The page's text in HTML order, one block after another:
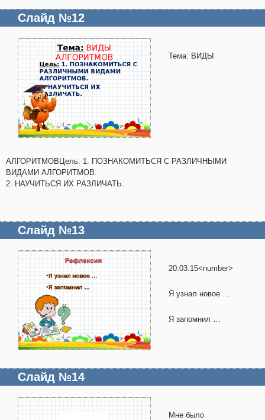
Слайд №12
Тема: ВИДЫ
АЛГОРИТМОВЦель: 1. ПОЗНАКОМИТЬСЯ С РАЗЛИЧНЫМИ
ВИДАМИ АЛГОРИТМОВ.
2. НАУЧИТЬСЯ ИХ РАЗЛИЧАТЬ.
Слайд №13
20.03.15<number>
Я узнал новое …
Я запомнил …
Слайд №14
Мне было